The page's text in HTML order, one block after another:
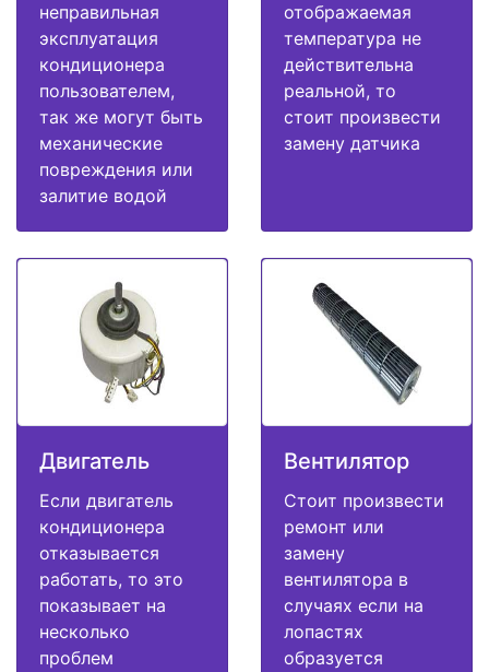
неправильная
эксплуатация
кондиционера
пользователем,
так же могут быть
механические
повреждения или
залитие водой
отображаемая
температура не
действительна
реальной, то
стоит произвести
замену датчика
Двигатель
Если двигатель
кондиционера
отказывается
работать, то это
показывает на
несколько
проблем
Вентилятор
Стоит произвести
ремонт или
замену
вентилятора в
случаях если на
лопастях
образуется